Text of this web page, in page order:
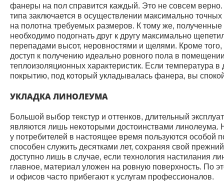
фанеры на пол справится каждый. Это не совсем
типа заключается в осуществлении максимально
на полотна требуемых размеров. К тому же,
необходимо подогнать друг к другу максимально
перепадами высот, неровностями и щелями. Кроме
доступ к получению идеально ровного пола в
теплоизоляционных характеристик. Если температура
покрытию, под который укладывалась фанера, вы
УКЛАДКА ЛИНОЛЕУМА
Большой выбор текстур и оттенков, длительный
являются лишь некоторыми достоинствами линолеума.
у потребителей в настоящее время пользуются особой
способен служить десятками лет, сохраняя свой
доступно лишь в случае, если технология настилания
главное, материал уложен на ровную поверхность. По
и офисов часто прибегают к услугам профессионалов.